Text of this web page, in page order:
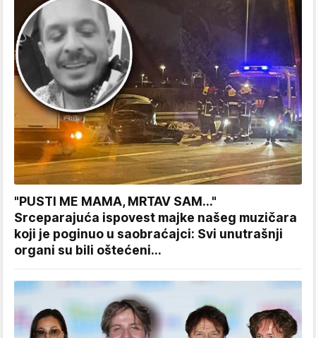
"PUSTI ME MAMA, MRTAV SAM..."
Srceparajuća ispovest majke našeg muzičara
koji je poginuo u saobraćajci: Svi unutrašnji
organi su bili oštećeni...